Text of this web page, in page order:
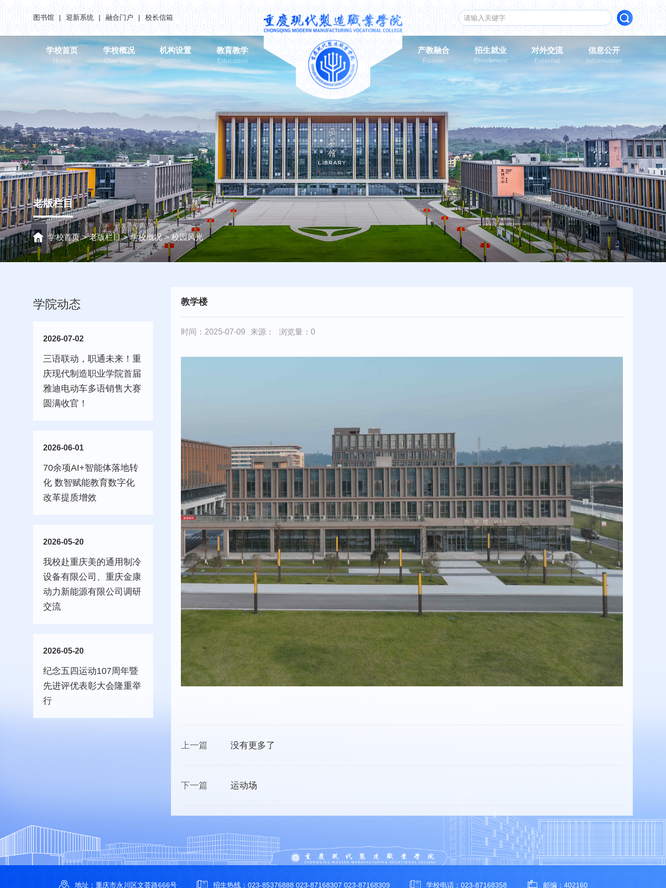
图书馆 | 迎新系统 | 融合门户 | 校长信箱
学校首页
Home
学校概况
Overview
机构设置
Institution
教育教学
Education
产教融合
Fusion
招生就业
Enrollment
对外交流
External
信息公开
Information
老版栏目
学校首页 > 老版栏目 > 学校概况 > 校园风光
学院动态
2026-07-02
三语联动，职通未来！重
庆现代制造职业学院首届
雅迪电动车多语销售大赛
圆满收官！
2026-06-01
70余项AI+智能体落地转
化 数智赋能教育数字化
改革提质增效
2026-05-20
我校赴重庆美的通用制冷
设备有限公司、重庆金康
动力新能源有限公司调研
交流
2026-05-20
纪念五四运动107周年暨
先进评优表彰大会隆重举
行
教学楼
时间：2025-07-09 来源： 浏览量：0
上一篇 没有更多了
下一篇 运动场
地址：重庆市永川区文荟路666号 招生热线：023-85376888 023-87168307 023-87168309 学校电话：023-87168358 邮编：402160